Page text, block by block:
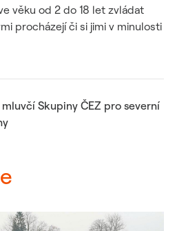
věku od 2 do 18 let zvládat
procházejí či si jimi v minulosti
mluvčí Skupiny ČEZ pro severní